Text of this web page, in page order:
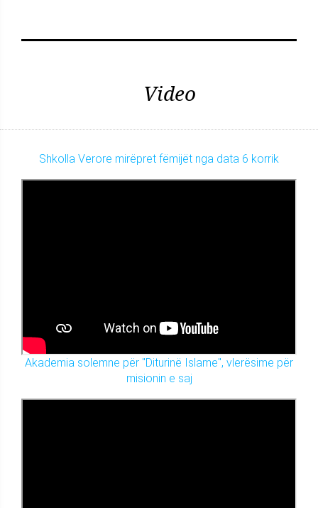
Video
Shkolla Verore mirëpret fëmijët nga data 6 korrik
Akademia solemne për "Diturinë Islame", vlerësime për
misionin e saj